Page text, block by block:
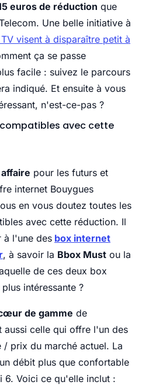
euros de réduction que
Une belle initiative à
visent à disparaître petit à
ça se passe
facile : suivez le parcours
indiqué. Et ensuite à vous
n'est-ce-pas ?
avec cette
pour les futurs et
internet Bouygues
en vous doutez toutes les
avec cette réduction. Il
à l'une des box internet
, à savoir la Bbox Must ou la
de ces deux box
intéressante ?
de gamme de
aussi celle qui offre l'un des
prix du marché actuel. La
débit plus que confortable
6. Voici ce qu'elle inclut :